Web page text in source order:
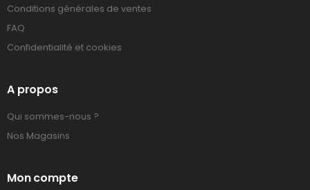
Conditions générales de ventes
FAQ
Confidentialité et cookies
A propos
Qui sommes-nous ?
Nos Magasins
Mon compte